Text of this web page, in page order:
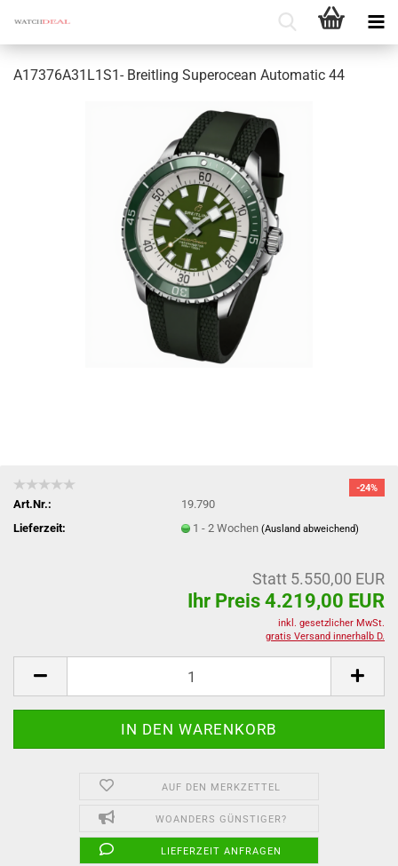
A17376A31L1S1-​ Breit­ling Su­pero­ce­an Au­to­ma­tic 44
-24%
Art.Nr.:
19.790
Lieferzeit:
1 - 2 Wochen(Ausland abweichend)
Statt 5.550,00 EUR
Ihr Preis 4.219,00 EUR
inkl. gesetzlicher MwSt.
gratis Versand innerhalb D.
AUF DEN MERKZETTEL
WOANDERS GÜNSTIGER?
LIEFERZEIT ANFRAGEN